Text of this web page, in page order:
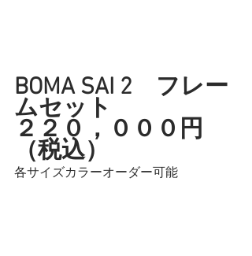
BOMA SAI 2　フレー
ムセット
２２０，０００円
（税込）
各サイズカラーオーダー可能